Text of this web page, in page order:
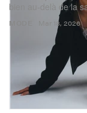
MODE
bien au‑delà de la
Mar 18, 2026